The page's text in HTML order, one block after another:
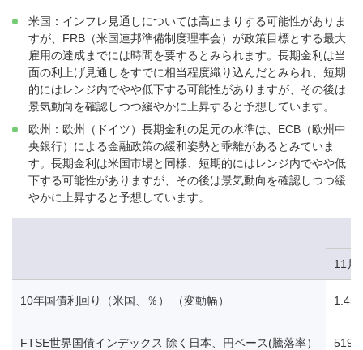
米国：インフレ見通しについては高止まりする可能性がありま
すが、FRB（米国連邦準備制度理事会）が政策目標とする最大
雇用の達成までには時間を要するとみられます。長期金利は当
面の利上げ見通しをすでに相当程度織り込んだとみられ、短期
的にはレンジ内でやや低下する可能性がありますが、その後は
景気動向を確認しつつ緩やかに上昇すると予想しています。
欧州：欧州（ドイツ）長期金利の足元の水準は、ECB（欧州中
央銀行）による金融政策の緩和姿勢と乖離があるとみていま
す。長期金利は米国市場と同様、短期的にはレンジ内でやや低
下する可能性がありますが、その後は景気動向を確認しつつ緩
やかに上昇すると予想しています。
11月
10年国債利回り（米国、％） （変動幅） 1.45
FTSE世界国債インデックス 除く日本、円ベース(騰落率）